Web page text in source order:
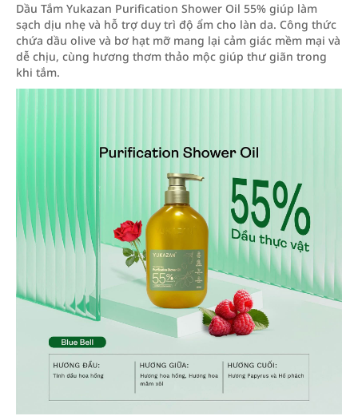
Dầu Tắm Yukazan Purification Shower Oil 55% giúp làm
sạch dịu nhẹ và hỗ trợ duy trì độ ẩm cho làn da. Công thức
chứa dầu olive và bơ hạt mỡ mang lại cảm giác mềm mại và
dễ chịu, cùng hương thơm thảo mộc giúp thư giãn trong
khi tắm.